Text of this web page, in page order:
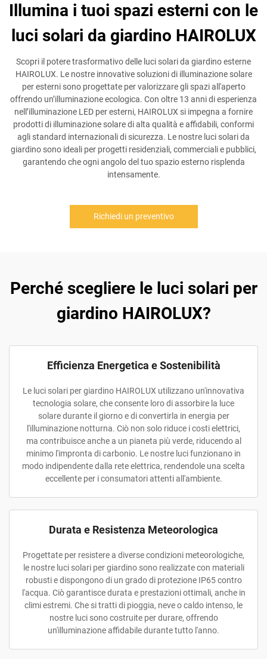
Illumina i tuoi spazi esterni con le
luci solari da giardino HAIROLUX
Scopri il potere trasformativo delle luci solari da giardino esterne
HAIROLUX. Le nostre innovative soluzioni di illuminazione solare
per esterni sono progettate per valorizzare gli spazi all'aperto
offrendo un’illuminazione ecologica. Con oltre 13 anni di esperienza
nell’illuminazione LED per esterni, HAIROLUX si impegna a fornire
prodotti di illuminazione solare di alta qualità e affidabili, conformi
agli standard internazionali di sicurezza. Le nostre luci solari da
giardino sono ideali per progetti residenziali, commerciali e pubblici,
garantendo che ogni angolo del tuo spazio esterno risplenda
intensamente.
Richiedi un preventivo
Perché scegliere le luci solari per
giardino HAIROLUX?
Efficienza Energetica e Sostenibilità
Le luci solari per giardino HAIROLUX utilizzano un'innovativa
tecnologia solare, che consente loro di assorbire la luce
solare durante il giorno e di convertirla in energia per
l'illuminazione notturna. Ciò non solo riduce i costi elettrici,
ma contribuisce anche a un pianeta più verde, riducendo al
minimo l'impronta di carbonio. Le nostre luci funzionano in
modo indipendente dalla rete elettrica, rendendole una scelta
eccellente per i consumatori attenti all'ambiente.
Durata e Resistenza Meteorologica
Progettate per resistere a diverse condizioni meteorologiche,
le nostre luci solari per giardino sono realizzate con materiali
robusti e dispongono di un grado di protezione IP65 contro
l'acqua. Ciò garantisce durata e prestazioni ottimali, anche in
climi estremi. Che si tratti di pioggia, neve o caldo intenso, le
nostre luci sono costruite per durare, offrendo
un'illuminazione affidabile durante tutto l'anno.